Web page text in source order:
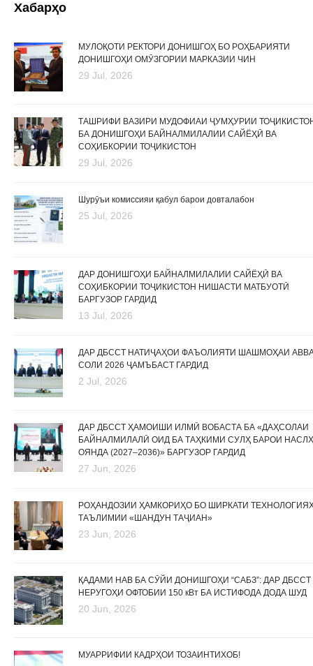
Хабарҳо
МУЛОҚОТИ РЕКТОРИ ДОНИШГОҲ БО РОҲБАРИЯТИ
ДОНИШГОҲИ ОМӮЗГОРИИ МАРКАЗИИ ЧИН
29 Jul, 2026
ТАШРИФИ ВАЗИРИ МУДОФИАИ ҶУМҲУРИИ
БА ДОНИШГОҲИ БАЙНАЛМИЛАЛИИ САЙЁҲӢ ВА
СОҲИБКОРИИ ТОҶИКИСТОН
29 Jul, 2026
Шурӯъи комиссияи қабул барои довталабон
25 Jul, 2026
ДАР ДОНИШГОҲИ БАЙНАЛМИЛАЛИИ САЙЁҲӢ ВА
СОҲИБКОРИИ ТОҶИКИСТОН НИШАСТИ МАТБУОТӢ
БАРГУЗОР ГАРДИД
13 Jul, 2026
ДАР ДБССТ НАТИҶАҲОИ ФАЪОЛИЯТИ ШАШМОҲАИ
СОЛИ 2026 ҶАМЪБАСТ ГАРДИД
2 Jul, 2026
ДАР ДБССТ ҲАМОИШИ ИЛМӢ ВОБАСТА БА «ДАҲСОЛАИ
БАЙНАЛМИЛАЛӢ ОИД БА ТАҲКИМИ СУЛҲ БАРОИ
ОЯНДА (2027–2036)» БАРГУЗОР ГАРДИД
27 Jun, 2026
РОҲАНДОЗИИ ҲАМКОРИҲО БО ШИРКАТИ
ТАЪЛИМИИ «ШАНДУН ТАҶИАН»
23 Jun, 2026
ҚАДАМИ НАВ БА СӮЙИ ДОНИШГОҲИ “САБЗ”: ДАР ДБССТ
НЕРУГОҲИ ОФТОБИИ 150 кВт БА ИСТИФОДА ДОДА ШУД
20 Jun, 2026
МУАРРИФИИ КАДРҲОИ ТОЗАИНТИХОБ!